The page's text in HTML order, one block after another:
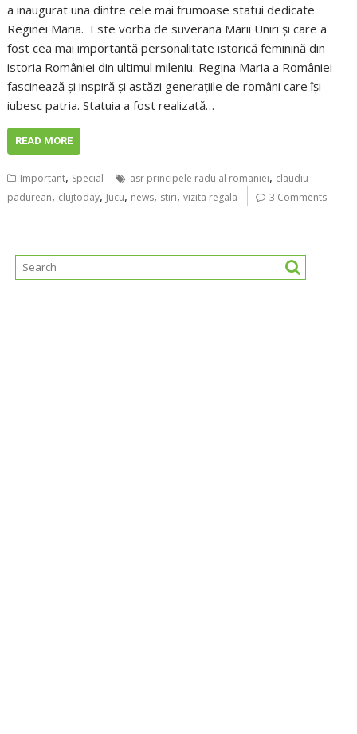
a inaugurat una dintre cele mai frumoase statui dedicate
Reginei Maria. Este vorba de suverana Marii Uniri și care a
fost cea mai importantă personalitate istorică feminină din
istoria României din ultimul mileniu. Regina Maria a României
fascinează și inspiră și astăzi generațiile de români care își
iubesc patria. Statuia a fost realizată…
READ MORE
Important, Special asr principele radu al romaniei, claudiu
padurean, clujtoday, Jucu, news, stiri,vizita regala 3 Comments